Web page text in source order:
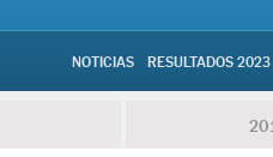
NOTICIAS RESULTADOS 2023